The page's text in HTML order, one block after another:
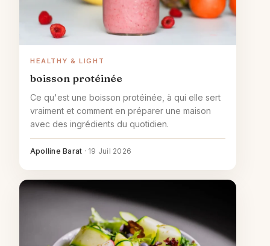
HEALTHY & LIGHT
boisson protéinée
Ce qu'est une boisson protéinée, à qui elle sert
vraiment et comment en préparer une maison
avec des ingrédients du quotidien.
Apolline Barat · 19 Juil 2026